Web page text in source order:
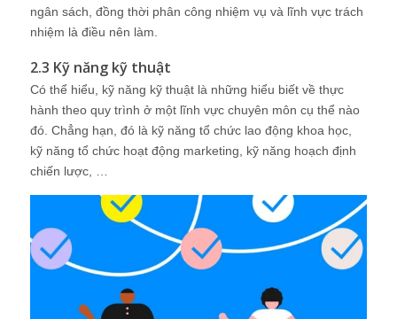
ngân sách, đồng thời phân công nhiệm vụ và lĩnh vực trách
nhiệm là điều nên làm.
2.3 Kỹ năng kỹ thuật
Có thể hiểu, kỹ năng kỹ thuật là những hiểu biết về thực
hành theo quy trình ở một lĩnh vực chuyên môn cụ thể nào
đó. Chẳng hạn, đó là kỹ năng tổ chức lao động khoa học,
kỹ năng tổ chức hoạt động marketing, kỹ năng hoạch định
chiến lược, …